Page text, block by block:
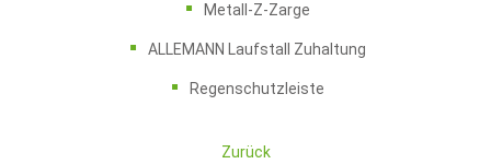
Metall-Z-Zarge
ALLEMANN Laufstall Zuhaltung
Regenschutzleiste
Zurück